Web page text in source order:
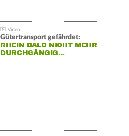
Gütertransport gefährdet:
RHEIN BALD NICHT MEHR
DURCHGÄNGIG…